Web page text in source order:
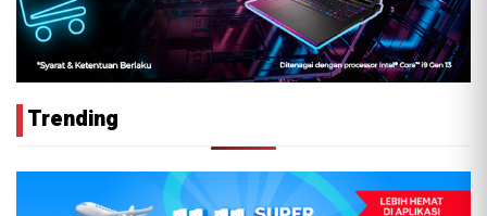
Trending